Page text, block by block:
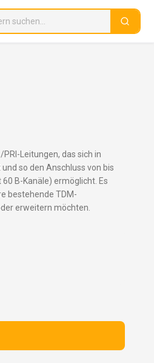
Leitungen, das sich in
so den Anschluss von bis
B-Kanäle) ermöglicht. Es
bestehende TDM-
erweitern möchten.